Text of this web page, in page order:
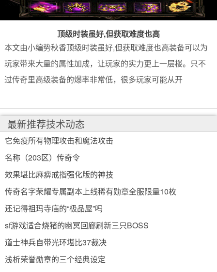
顶级时装虽好,但获取难度也高
本文由小编势秋香顶级时装虽好,但获取难度也高装备可以为
玩家带来大量的属性加成，让玩家的实力更上一层楼。只不
过传奇里高级装备的爆率非常低，很多玩家可能从开
最新推荐技术动态
它免疫所有物理攻击和魔法攻击
名称（203区）传奇令
效果堪比麻痹戒指强化版的神技
传奇名字荣耀专属副本上线稀有勋章全服限量10枚
还记得祖玛寺庙的“极品屋”吗
sf游戏适合烧猪的幽冥回廊刷新三只BOSS
道士神兵自带光环堪比37裁决
浅析荣誉勋章的三个经典设定